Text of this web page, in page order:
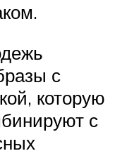
с
которую
с